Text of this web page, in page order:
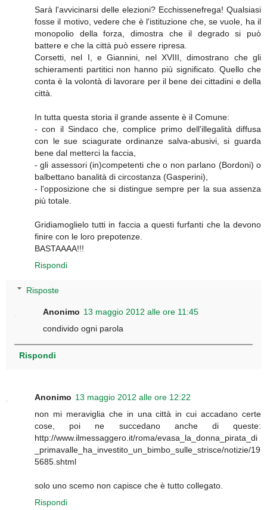
Sarà l'avvicinarsi delle elezioni? Ecchissenefrega! Qualsiasi
fosse il motivo, vedere che è l'istituzione che, se vuole, ha il
monopolio della forza, dimostra che il degrado si può
battere e che la città può essere ripresa.
Corsetti, nel I, e Giannini, nel XVIII, dimostrano che gli
schieramenti partitici non hanno più significato. Quello che
conta è la volontà di lavorare per il bene dei cittadini e della
città.
In tutta questa storia il grande assente è il Comune:
- con il Sindaco che, complice primo dell'illegalità diffusa
con le sue sciagurate ordinanze salva-abusivi, si guarda
bene dal metterci la faccia,
- gli assessori (in)competenti che o non parlano (Bordoni) o
balbettano banalità di circostanza (Gasperini),
- l'opposizione che si distingue sempre per la sua assenza
più totale.
Gridiamoglielo tutti in faccia a questi furfanti che la devono
finire con le loro prepotenze.
BASTAAAA!!!
Rispondi
Risposte
Anonimo 13 maggio 2012 alle ore 11:45
condivido ogni parola
Rispondi
Anonimo 13 maggio 2012 alle ore 12:22
non mi meraviglia che in una città in cui accadano certe
cose, poi ne succedano anche di queste:
http://www.ilmessaggero.it/roma/evasa_la_donna_pirata_di
_primavalle_ha_investito_un_bimbo_sulle_strisce/notizie/19
5685.shtml
solo uno scemo non capisce che è tutto collegato.
Rispondi